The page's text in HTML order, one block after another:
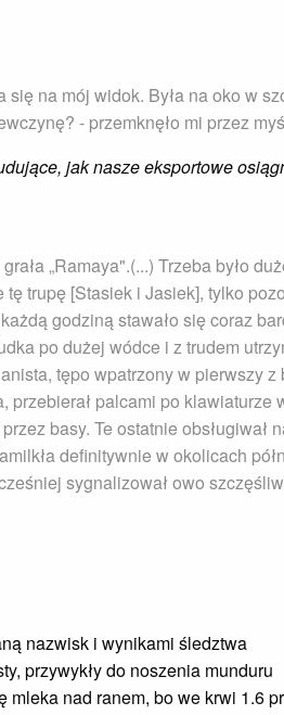
się na mój widok. Była na oko w
- przemknęło mi przez
jak nasze eksportowe
„Ramaya".(...) Trzeba było
tę trupę [Stasiek i Jasiek], tylko
godziną stawało się coraz
po dużej wódce i z trudem
tępo wpatrzony w pierwszy z
przebierał palcami po
basy. Te ostatnie obsługiwał
definitywnie w okolicach
sygnalizował owo
nazwisk i wynikami śledztwa
przywykły do noszenia munduru
mleka nad ranem, bo we krwi 1.6